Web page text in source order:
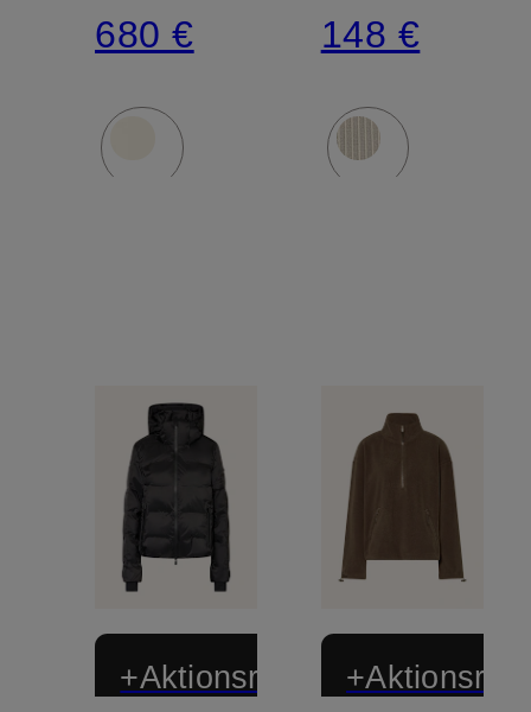
680 €
148 €
+Aktionsrabatt